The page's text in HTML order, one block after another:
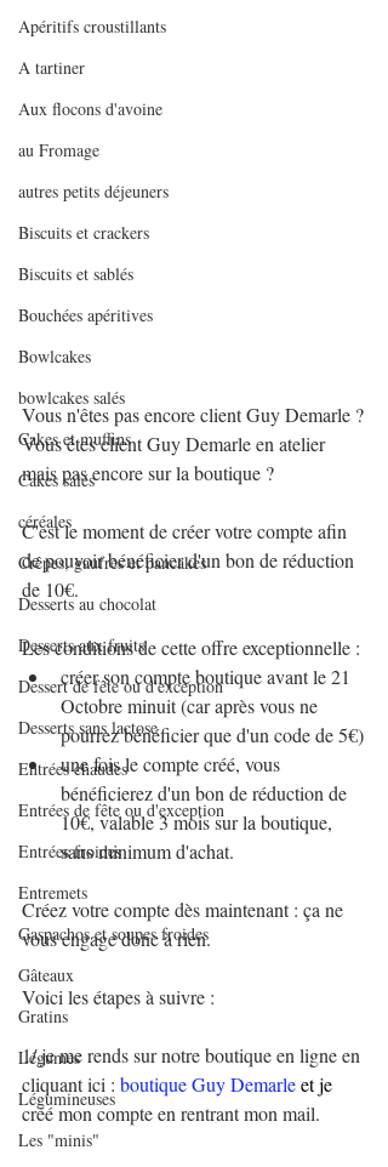
Apéritifs croustillants
A tartiner
Aux flocons d'avoine
au Fromage
autres petits déjeuners
Biscuits et crackers
Biscuits et sablés
Bouchées apéritives
Bowlcakes
bowlcakes salés
Cakes et muffins
Cakes salés
céréales
Crêpes, gaufres et pancakes
Desserts au chocolat
Desserts aux fruits
Dessert de fête ou d'exception
Desserts sans lactose
Entrées chaudes
Entrées de fête ou d'exception
Entrées froides
Entremets
Gaspachos et soupes froides
Gâteaux
Gratins
Légumes
Légumineuses
Les "minis"
Vous n'êtes pas encore client Guy Demarle ?
Vous êtes client Guy Demarle en atelier
mais pas encore sur la boutique ?
C'est le moment de créer votre compte afin
de pouvoir bénéficier d'un bon de réduction
de 10€.
Les conditions de cette offre exceptionnelle :
créer son compte boutique avant le 21
Octobre minuit (car après vous ne
pourrez bénéficier que d'un code de 5€)
une fois le compte créé, vous
bénéficierez d'un bon de réduction de
10€, valable 3 mois sur la boutique,
sans minimum d'achat.
Créez votre compte dès maintenant : ça ne
vous engage donc à rien.
Voici les étapes à suivre :
1/ je me rends sur notre boutique en ligne en
cliquant ici : boutique Guy Demarleet je
créé mon compte en rentrant mon mail.